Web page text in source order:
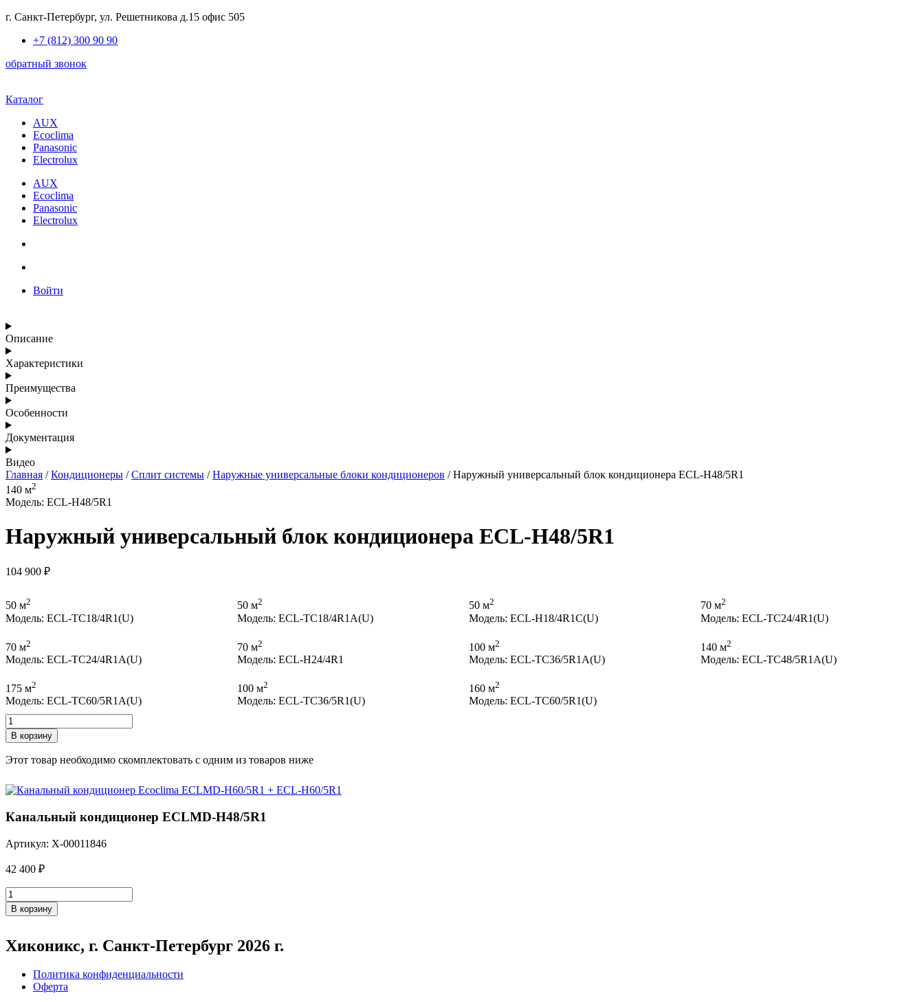
Skip
content
г. Санкт-Петербург, ул. Решетникова д.15 офис 505
+7 (812) 300 90 90
обратный звонок
Каталог
AUX
Ecoclima
Panasonic
Electrolux
AUX
Ecoclima
Panasonic
Electrolux
Войти
Описание
Характеристики
Преимущества
Особенности
Документация
Видео
Главная /Кондиционеры /Сплит системы /Наружные универсальные блоки кондиционеров / Наружный универсальный блок кондиционера ECL-H48/5R1
140 м2
Модель: ECL-H48/5R1
Наружный универсальный блок кондиционера ECL-H48/5R1
104 900 ₽
50 м2
Модель: ECL-TC18/4R1(U)
50 м2
Модель: ECL-TC18/4R1A(U)
50 м2
Модель: ECL-H18/4R1C(U)
70 м2
Модель: ECL-TC24/4R1(U)
70 м2
Модель: ECL-TC24/4R1A(U)
70 м2
Модель: ECL-H24/4R1
100 м2
Модель: ECL-TC36/5R1A(U)
140 м2
Модель: ECL-TC48/5R1A(U)
175 м2
Модель: ECL-TC60/5R1A(U)
100 м2
Модель: ECL-TC36/5R1(U)
160 м2
Модель: ECL-TC60/5R1(U)
Количество
товара
Наружный
универсальный
ECL-
В корзину
Этот товар необходимо скомплектовать с одним из товаров ниже
Канальный кондиционер ECLMD-H48/5R1
Артикул: X-00011846
42 400 ₽
Количество
товара
Канальный
ECLMD-
H48/5R1
В корзину
Хиконикс, г. Санкт-Петербург 2026 г.
Политика конфиденциальности
Оферта